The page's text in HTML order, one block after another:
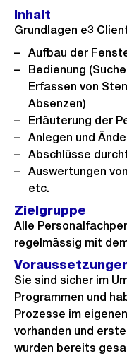
Inhalt
Grundlagen e3
Aufbau der
Bedienung
Erfassen von
Absenzen)
Erläuterung der
Anlegen und
Abschlüsse
Auswertungen
etc.
Zielgruppe
Alle
regelmässig mit
Sie sind sicher im
Programmen und
Prozesse im
vorhanden und
wurden bereits